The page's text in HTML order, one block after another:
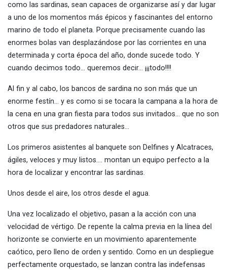
como las sardinas, sean capaces de organizarse así y dar lugar
a uno de los momentos más épicos y fascinantes del entorno
marino de todo el planeta. Porque precisamente cuando las
enormes bolas van desplazándose por las corrientes en una
determinada y corta época del año, donde sucede todo. Y
cuando decimos todo… queremos decir… ¡¡¡todo!!!!
Al fin y al cabo, los bancos de sardina no son más que un
enorme festín… y es como si se tocara la campana a la hora de
la cena en una gran fiesta para todos sus invitados… que no son
otros que sus predadores naturales…
Los primeros asistentes al banquete son Delfines y Alcatraces,
ágiles, veloces y muy listos…. montan un equipo perfecto a la
hora de localizar y encontrar las sardinas.
Unos desde el aire, los otros desde el agua.
Una vez localizado el objetivo, pasan a la acción con una
velocidad de vértigo. De repente la calma previa en la línea del
horizonte se convierte en un movimiento aparentemente
caótico, pero lleno de orden y sentido. Como en un despliegue
perfectamente orquestado, se lanzan contra las indefensas